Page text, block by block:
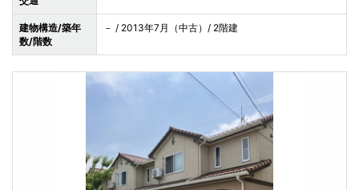
建物構造/築年
数/階数
－ / 2013年7月（中古）/ 2階建